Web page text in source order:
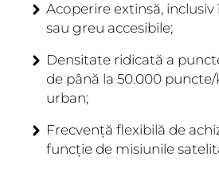
Acoperire extinsă,
sau greu accesibile;
Densitate ridicată a
de până la 50.000
urban;
Frecvență flexibilă de
funcție de misiunile